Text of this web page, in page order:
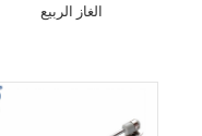
الغاز الربيع